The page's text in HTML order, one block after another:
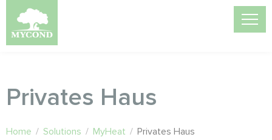
Privates Haus
Home / Solutions / MyHeat / Privates Haus